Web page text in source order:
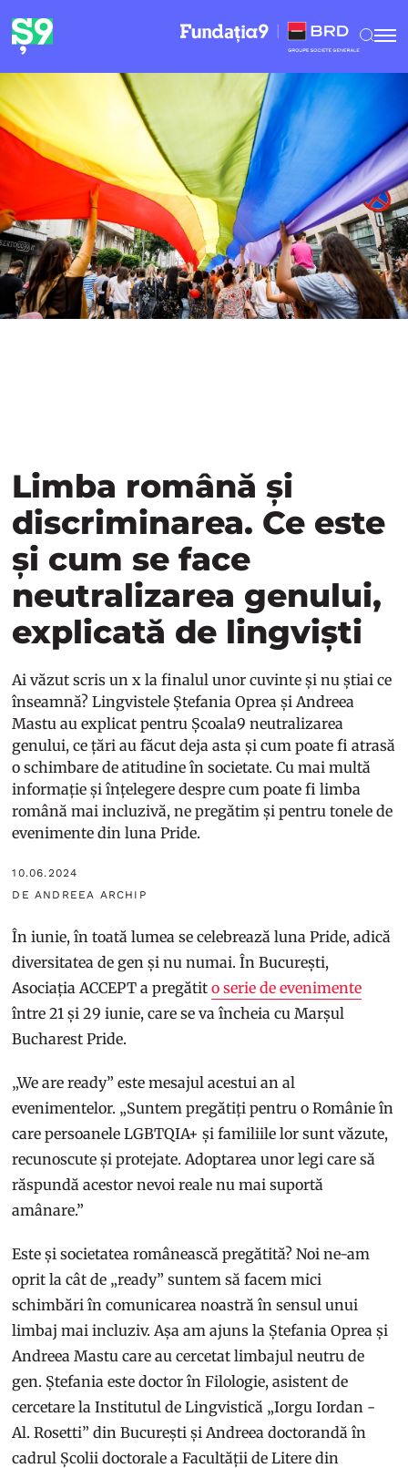
Limba română și
discriminarea. Ce este
și cum se face
neutralizarea genului,
explicată de lingviști
Ai văzut scris un x la finalul unor cuvinte și nu știai ce
înseamnă? Lingvistele Ștefania Oprea și Andreea
Mastu au explicat pentru Școala9 neutralizarea
genului, ce țări au făcut deja asta și cum poate fi atrasă
o schimbare de atitudine în societate. Cu mai multă
informație și înțelegere despre cum poate fi limba
română mai incluzivă, ne pregătim și pentru tonele de
evenimente din luna Pride.
10.06.2024
DE ANDREEA ARCHIP
În iunie, în toată lumea se celebrează luna Pride, adică
diversitatea de gen și nu numai. În București,
Asociația ACCEPT a pregătito serie de evenimente
între 21 și 29 iunie, care se va încheia cu Marșul
Bucharest Pride.
„We are ready” este mesajul acestui an al
evenimentelor. „Suntem pregătiți pentru o Românie în
care persoanele LGBTQIA+ și familiile lor sunt văzute,
recunoscute și protejate. Adoptarea unor legi care să
răspundă acestor nevoi reale nu mai suportă
amânare.”
Este și societatea românească pregătită? Noi ne-am
oprit la cât de „ready” suntem să facem mici
schimbări în comunicarea noastră în sensul unui
limbaj mai incluziv. Așa am ajuns la Ștefania Oprea și
Andreea Mastu care au cercetat limbajul neutru de
gen. Ștefania este doctor în Filologie, asistent de
cercetare la Institutul de Lingvistică „Iorgu Iordan -
Al. Rosetti” din București și Andreea doctorandă în
cadrul Școlii doctorale a Facultății de Litere din